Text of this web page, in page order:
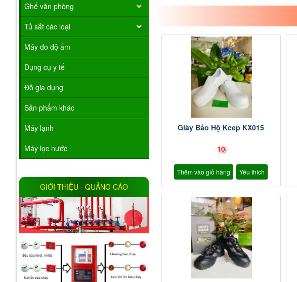
Giày Bảo Hộ Kcep KX015
10
Thêm vào giỏ hàng Yêu thích
Ghế văn phòng
Tủ sắt các loại
Máy đo độ ẩm
Dụng cụ y tế
Đồ gia dụng
Sản phẩm khác
Máy lạnh
Máy lọc nước
GIỚI THIỆU - QUẢNG CÁO